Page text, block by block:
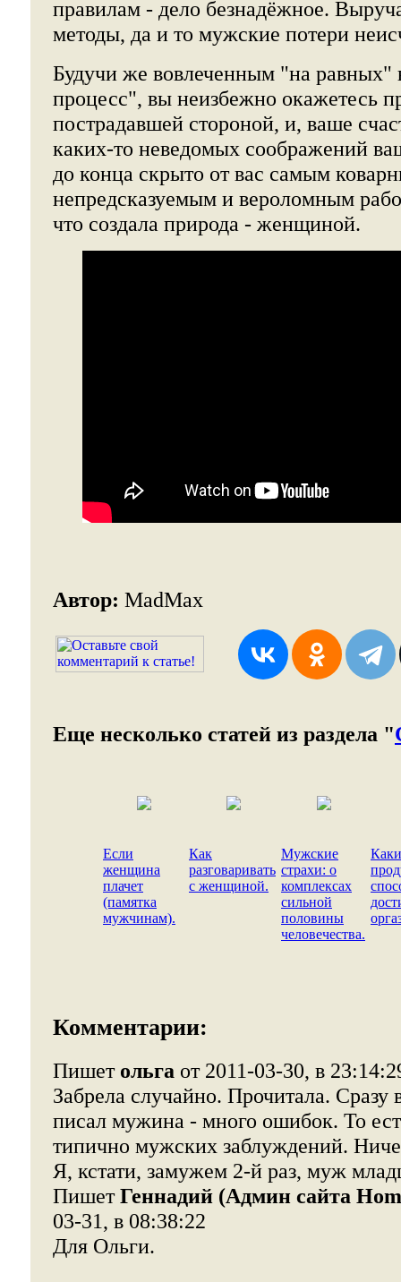
правилам - дело безнадёжное.
методы, да и то мужские потери
Будучи же вовлеченным "на
процесс", вы неизбежно окажетесь
пострадавшей стороной, и, ваше
каких-то неведомых соображений
до конца скрыто от вас самым
непредсказуемым и вероломным
что создала природа - женщиной.
Автор: MadMax
Еще несколько статей из раздела "
Если
женщина
плачет
(памятка
мужчинам).
Как
разговаривать
с женщиной.
Мужские
страхи: о
комплексах
сильной
половины
человечества.
Комментарии:
Пишет ольга от 2011-03-30, в
Забрела случайно. Прочитала. Сразу
писал мужина - много ошибок. То
типично мужских заблуждений.
Я, кстати, замужем 2-й раз, муж
ПишетГеннадий (Админ сайта
03-31, в 08:38:22
Для Ольги.